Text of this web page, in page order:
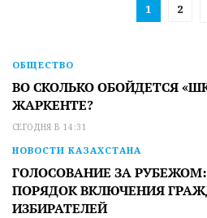
1 2
ОБЩЕСТВО
ВО СКОЛЬКО ОБОЙДЕТСЯ
ЖАРКЕНТЕ?
СЕГОДНЯ В 14:31
НОВОСТИ КАЗАХСТАНА
ГОЛОСОВАНИЕ ЗА
ПОРЯДОК ВКЛЮЧЕНИЯ
ИЗБИРАТЕЛЕЙ